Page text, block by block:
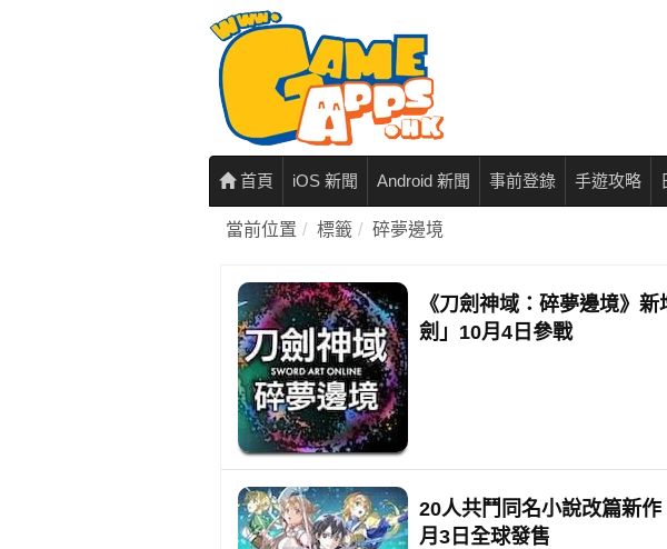
首頁 iOS 新聞 Android 新聞 事前登錄 手遊攻略
當前位置 標籤 碎夢邊境
《刀劍神域：碎夢邊境》
劍」10月4日參戰
20人共鬥同名小說改篇新
月3日全球發售